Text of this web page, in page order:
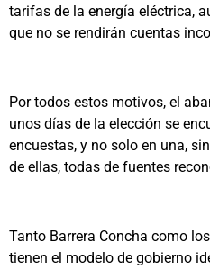
tarifas de la energía eléctrica,
que no se rendirán cuentas
Por todos estos motivos, el
unos días de la elección se
encuestas, y no solo en una,
de ellas, todas de fuentes
Tanto Barrera Concha como
tienen el modelo de gobierno